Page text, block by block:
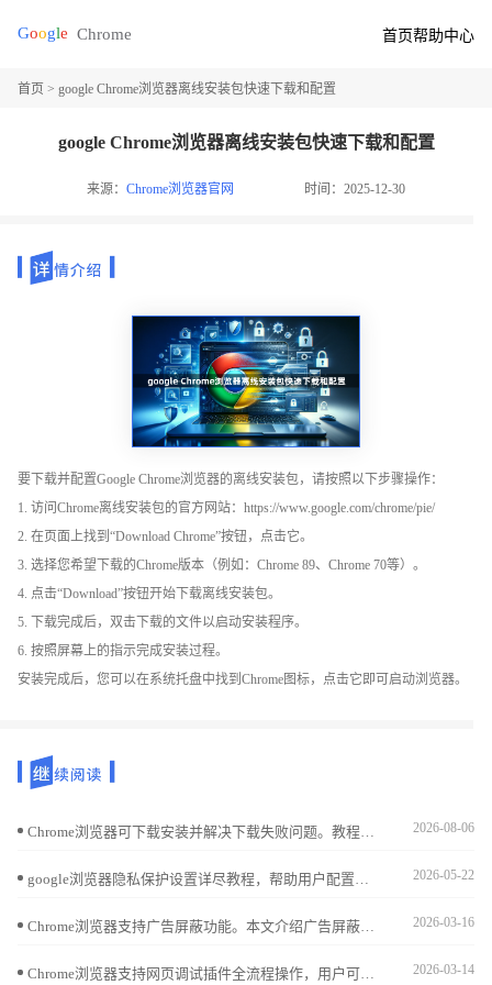
首页帮助中心
首页 > google Chrome浏览器离线安装包快速下载和配置
google Chrome浏览器离线安装包快速下载和配置
来源：Chrome浏览器官网 时间：2025-12-30
要下载并配置Google Chrome浏览器的离线安装包，请按照以下步骤操作：
1. 访问Chrome离线安装包的官方网站：https://www.google.com/chrome/pie/
2. 在页面上找到“Download Chrome”按钮，点击它。
3. 选择您希望下载的Chrome版本（例如：Chrome 89、Chrome 70等）。
4. 点击“Download”按钮开始下载离线安装包。
5. 下载完成后，双击下载的文件以启动安装程序。
6. 按照屏幕上的指示完成安装过程。
安装完成后，您可以在系统托盘中找到Chrome图标，点击它即可启动浏览器。
Chrome浏览器可下载安装并解决下载失败问题。教程指导用户快速恢复下载，提高操作便捷性，实现高效顺畅使用体验。 2026-08-06
google浏览器隐私保护设置详尽教程，帮助用户配置安全参数，有效防止隐私泄露，保障个人信息安全。 2026-05-22
Chrome浏览器支持广告屏蔽功能。本文介绍广告屏蔽设置方法及优质插件推荐，帮助用户过滤广告，获得更纯净的浏览环境。 2026-03-16
Chrome浏览器支持网页调试插件全流程操作，用户可检查页面元素和调试代码，提高开发效率。 2026-03-14